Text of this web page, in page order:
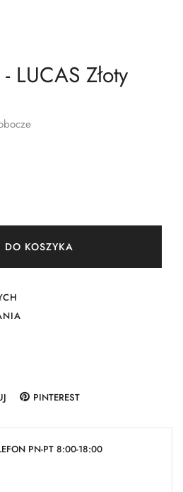
LUCAS Złoty
DO KOSZYKA
PINTEREST
PN-PT 8:00-18:00